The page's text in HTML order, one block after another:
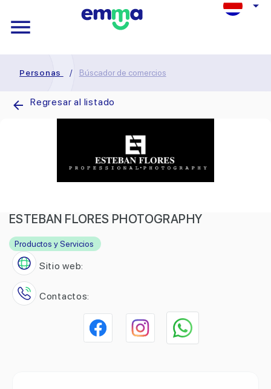
Personas / Búscador de comercios
Regresar al listado
ESTEBAN FLORES PHOTOGRAPHY
Productos y Servicios
Sitio web:
Contactos: